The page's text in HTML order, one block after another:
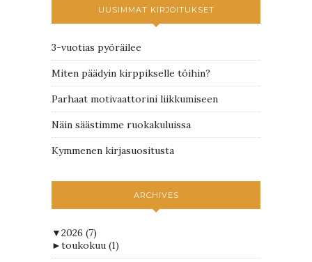
UUSIMMAT KIRJOITUKSET
3-vuotias pyöräilee
Miten päädyin kirppikselle töihin?
Parhaat motivaattorini liikkumiseen
Näin säästimme ruokakuluissa
Kymmenen kirjasuositusta
ARCHIVES
▼2026 (7)
►toukokuu (1)